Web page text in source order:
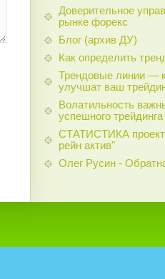
Доверительное
рынке форекс
Блог (архив ДУ)
Как определить
Трендовые линии —
улучшат ваш
Волатильность
успешного трейдинга
СТАТИСТИКА
рейн актив"
Олег Русин -